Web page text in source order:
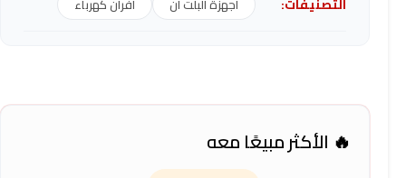
اجهزة البلت ان افران كهرباء
🔥 الأكثر مبيعًا معه